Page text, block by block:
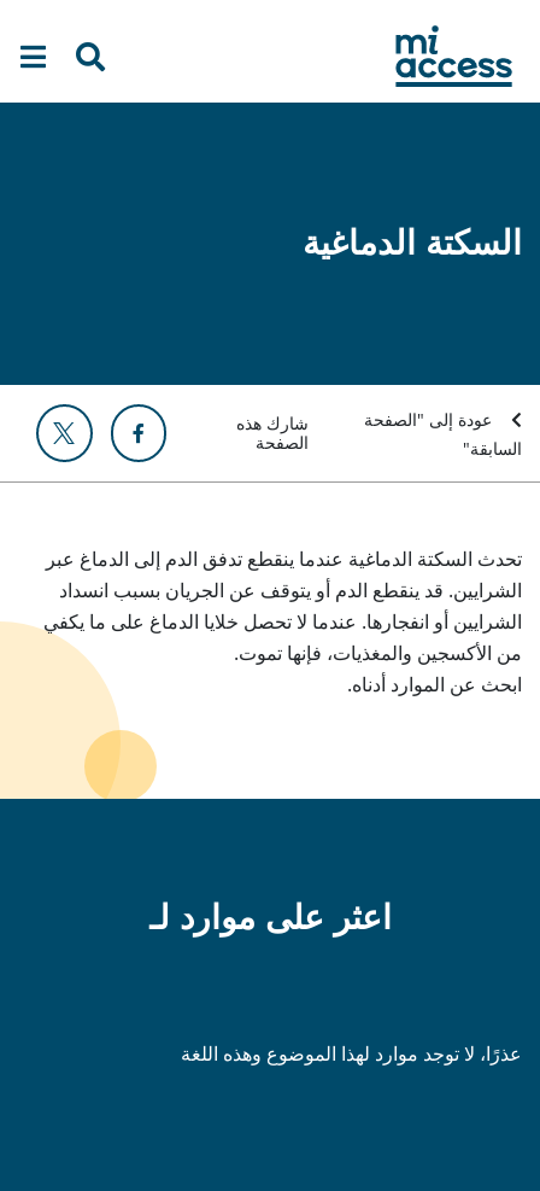
main
content
السكتة الدماغية
شارك هذه
الصفحة
عودة إلى "الصفحة
السابقة"
تحدث السكتة الدماغية عندما ينقطع تدفق الدم إلى الدماغ عبر
الشرايين. قد ينقطع الدم أو يتوقف عن الجريان بسبب انسداد
الشرايين أو انفجارها. عندما لا تحصل خلايا الدماغ على ما يكفي
من الأكسجين والمغذيات، فإنها تموت.
ابحث عن الموارد أدناه.
اعثر على موارد لـ
عذرًا، لا توجد موارد لهذا الموضوع وهذه اللغة